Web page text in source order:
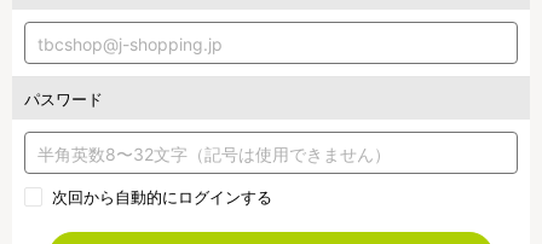
パスワード
次回から自動的にログインする